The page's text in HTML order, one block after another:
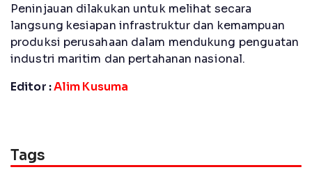
Peninjauan dilakukan untuk melihat secara
langsung kesiapan infrastruktur dan kemampuan
produksi perusahaan dalam mendukung penguatan
industri maritim dan pertahanan nasional.
Editor :Alim Kusuma
Tags